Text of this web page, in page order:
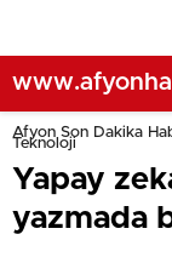
Afyon Son Dakika
Teknoloji
Yapay
yazmada